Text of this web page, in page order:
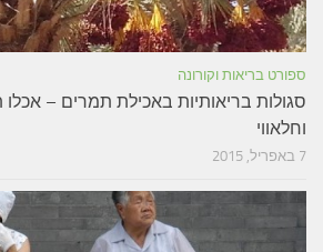
ספורט בריאות וקורונה
סגולות בריאותיות באכילת תמרים –
וחלאווי
7 באפריל, 2015